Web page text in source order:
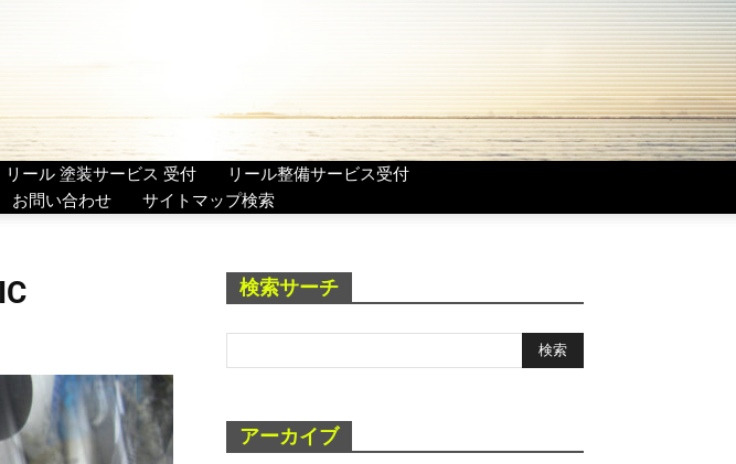
リール 塗装サービス 受付
リール整備サービス受付
お問い合わせ サイトマップ検索
検索サーチ
アーカイブ